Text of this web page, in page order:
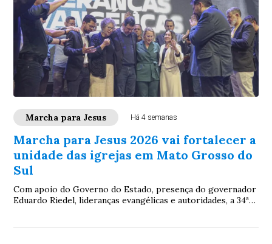
Marcha para Jesus Há 4 semanas
Marcha para Jesus 2026 vai fortalecer a
unidade das igrejas em Mato Grosso do
Sul
Com apoio do Governo do Estado, presença do governador
Eduardo Riedel, lideranças evangélicas e autoridades, a 34ª